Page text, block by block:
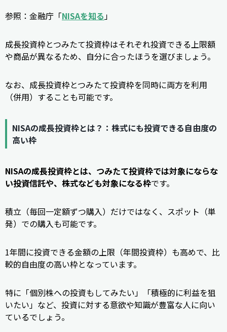
参照：金融庁「NISAを知る」
成長投資枠とつみたて投資枠はそれぞれ投資できる上限額
や商品が異なるため、自分に合ったほうを選びましょう。
なお、成長投資枠とつみたて投資枠を同時に両方を利用
（併用）することも可能です。
NISAの成長投資枠とは？：株式にも投資できる自由度の
高い枠
NISAの成長投資枠とは、つみたて投資枠では対象にならな
い投資信託や、株式なども対象になる枠です。
積立（毎回一定額ずつ購入）だけではなく、スポット（単
発）での購入も可能です。
1年間に投資できる金額の上限（年間投資枠）も高めで、比
較的自由度の高い枠となっています。
特に「個別株への投資もしてみたい」「積極的に利益を狙
いたい」など、投資に対する意欲や知識が豊富な人に向い
ているでしょう。